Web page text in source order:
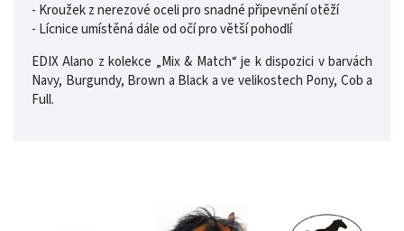
- Kroužek z nerezové oceli pro snadné připevnění otěží
- Lícnice umístěná dále od očí pro větší pohodlí
EDIX Alano z kolekce „Mix & Match“ je k dispozici v barvách
Navy, Burgundy, Brown a Black a ve velikostech Pony, Cob a
Full.